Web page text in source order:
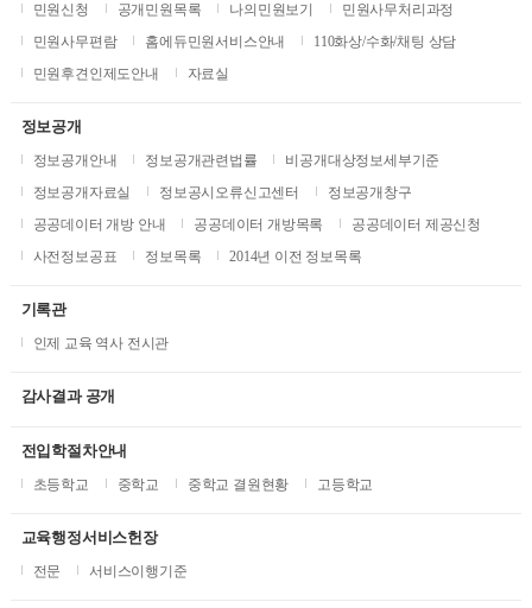
민원신청 공개민원목록 나의민원보기
민원사무처리과정
민원사무편람
홈에듀민원서비스안내
110화상/수화/채팅 상담
민원후견인제도안내
자료실
정보공개
정보공개안내 정보공개관련법률
비공개대상정보세부기준
정보공개자료실
정보공시오류신고센터
정보공개창구
공공데이터 개방 안내
공공데이터 개방목록
공공데이터 제공신청
사전정보공표
정보목록 2014년 이전 정보목록
기록관
인제 교육 역사 전시관
감사결과 공개
전입학절차안내
초등학교 중학교 중학교 결원현황 고등학교
교육행정서비스헌장
전문 서비스이행기준